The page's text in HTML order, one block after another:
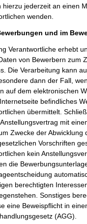
hierzu jederzeit an einen
wenden.
und im
Verantwortliche erhebt
von Bewerbern zum
Die Verarbeitung kann
dann der Fall,
auf dem elektronischen
befindliches
übermittelt.
mit
Zwecke der Abwicklung
Vorschriften
kein
die
berechtigten
Sonstiges
eine Beweispflicht in
(AGG).